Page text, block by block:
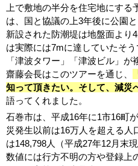
上で敷地の半分を住宅地にす
は、国と協議の上3年後に公園
新設された防潮堤は地盤面より
は実際には7mに達していたそ
「津波タワー」「津波ビル」が
齋藤会長はこのツアーを通じ
知って頂きたい。そして、減災
語ってくれました。
石巻市は、平成16年に1市16町
災発生以前は16万人を超える人
は148,798人（平成27年12月末
数値には行方不明の方や登録上